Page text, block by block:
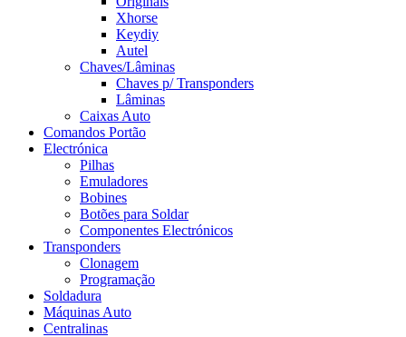
Xhorse
Keydiy
Autel
Chaves/Lâminas
Chaves p/ Transponders
Lâminas
Caixas Auto
Comandos Portão
Electrónica
Pilhas
Emuladores
Bobines
Botões para Soldar
Componentes Electrónicos
Transponders
Clonagem
Programação
Soldadura
Máquinas Auto
Centralinas